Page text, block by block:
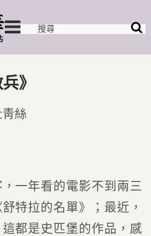
》
絲
年看的電影不到兩三
特拉的名單》；最近，
都是史匹堡的作品，感